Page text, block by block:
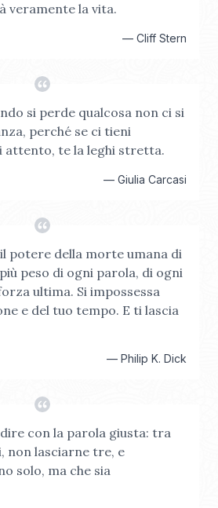
veramente la vita.
— Cliff Stern
si perde qualcosa non ci si
perché se ci tieni
attento, te la leghi stretta.
— Giulia Carcasi
potere della morte umana di
peso di ogni parola, di ogni
ultima. Si impossessa
e del tuo tempo. E ti lascia
— Philip K. Dick
con la parola giusta: tra
non lasciarne tre, e
solo, ma che sia